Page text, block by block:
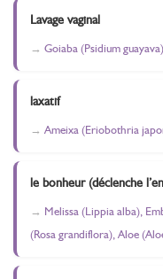
Lavage vaginal
Goiaba (Psidium guayava)
laxatif
Ameixa (Eriobothria
le bonheur (déclenche
Melissa (Lippia alba),
(Rosa grandiflora), Aloe